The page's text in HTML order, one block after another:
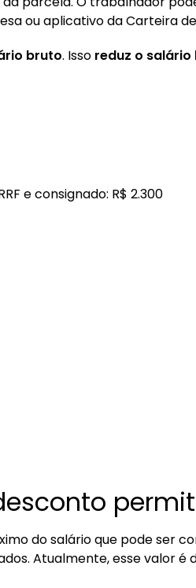
ou aplicativo da Carteira
bruto. Isso reduz o salário
e consignado: R$ 2.300
do salário que pode ser
Atualmente, esse valor é